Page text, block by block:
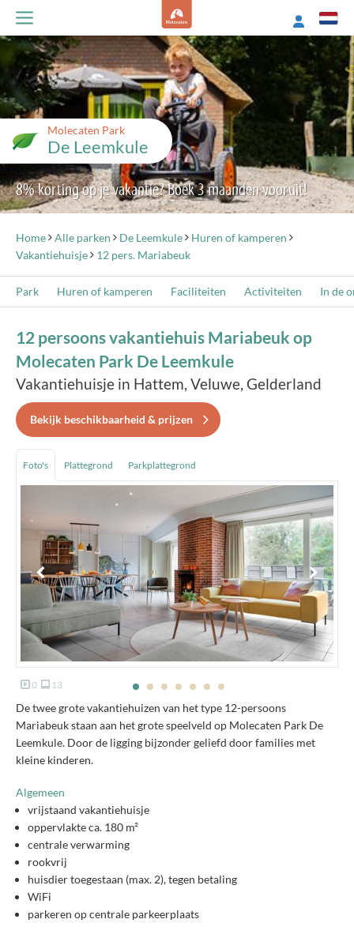
Molecaten Park
De Leemkule
8% korting op je vakantie? Boek 3 maanden vooruit!
Home Alle parken De Leemkule
Huren of kamperen
Vakantiehuisje
12 pers. Mariabeuk
Park Huren of kamperen Faciliteiten Activiteiten In de
12 persoons vakantiehuis Mariabeuk op
Molecaten Park De Leemkule
Vakantiehuisje in Hattem, Veluwe, Gelderland
Bekijk beschikbaarheid & prijzen
Foto's Plattegrond Parkplattegrond
0 13
De twee grote vakantiehuizen van het type 12-persoons
Mariabeuk staan aan het grote speelveld op Molecaten Park De
Leemkule. Door de ligging bijzonder geliefd door families met
kleine kinderen.
Algemeen
vrijstaand vakantiehuisje
oppervlakte ca. 180 m²
centrale verwarming
rookvrij
huisdier toegestaan (max. 2), tegen betaling
WiFi
parkeren op centrale parkeerplaats